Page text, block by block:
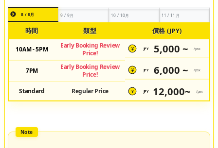
8 / 8月 9 / 9月 10 / 10月 11 / 11月
時間 類型 價格 (JPY)
10AM - 5PM
Early Booking Review
Price!
¥ JPY 5,000 ~ /pax
7PM
Early Booking Review
Price!
¥ JPY 6,000 ~ /pax
Standard Regular Price ¥ JPY 12,000~ /pax